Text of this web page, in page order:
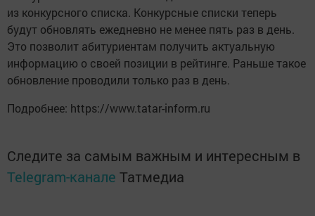
из конкурсного списка. Конкурсные списки теперь
будут обновлять ежедневно не менее пять раз в день.
Это позволит абитуриентам получить актуальную
информацию о своей позиции в рейтинге. Раньше такое
обновление проводили только раз в день.
Подробнее: https://www.tatar-inform.ru
Следите за самым важным и интересным в
Telegram-канале Татмедиа